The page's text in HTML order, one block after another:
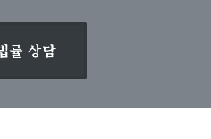
률 상담